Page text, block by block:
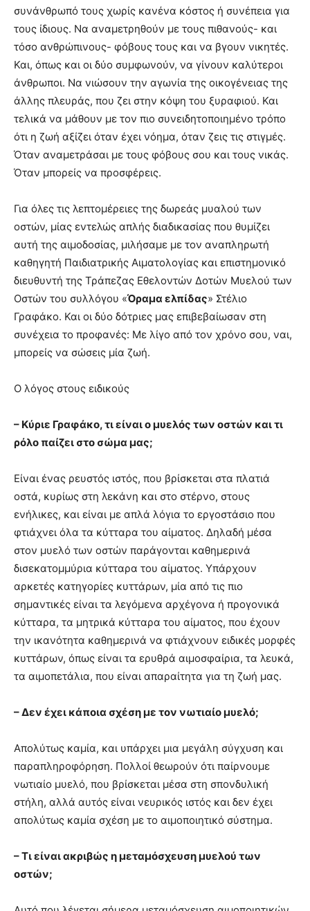
συνάνθρωπό τους χωρίς κανένα κόστος ή συνέπεια για
τους ίδιους. Να αναμετρηθούν με τους πιθανούς- και
τόσο ανθρώπινους- φόβους τους και να βγουν νικητές.
Και, όπως και οι δύο συμφωνούν, να γίνουν καλύτεροι
άνθρωποι. Να νιώσουν την αγωνία της οικογένειας της
άλλης πλευράς, που ζει στην κόψη του ξυραφιού. Και
τελικά να μάθουν με τον πιο συνειδητοποιημένο τρόπο
ότι η ζωή αξίζει όταν έχει νόημα, όταν ζεις τις στιγμές.
Όταν αναμετράσαι με τους φόβους σου και τους νικάς.
Όταν μπορείς να προσφέρεις.
Για όλες τις λεπτομέρειες της δωρεάς μυαλού των
οστών, μίας εντελώς απλής διαδικασίας που θυμίζει
αυτή της αιμοδοσίας, μιλήσαμε με τον αναπληρωτή
καθηγητή Παιδιατρικής Αιματολογίας και επιστημονικό
διευθυντή της Τράπεζας Εθελοντών Δοτών Μυελού των
Οστών του συλλόγου «Όραμα ελπίδας» Στέλιο
Γραφάκο. Και οι δύο δότριες μας επιβεβαίωσαν στη
συνέχεια το προφανές: Με λίγο από τον χρόνο σου, ναι,
μπορείς να σώσεις μία ζωή.
Ο λόγος στους ειδικούς
– Κύριε Γραφάκο, τι είναι ο μυελός των οστών και τι
ρόλο παίζει στο σώμα μας;
Είναι ένας ρευστός ιστός, που βρίσκεται στα πλατιά
οστά, κυρίως στη λεκάνη και στο στέρνο, στους
ενήλικες, και είναι με απλά λόγια το εργοστάσιο που
φτιάχνει όλα τα κύτταρα του αίματος. Δηλαδή μέσα
στον μυελό των οστών παράγονται καθημερινά
δισεκατομμύρια κύτταρα του αίματος. Υπάρχουν
αρκετές κατηγορίες κυττάρων, μία από τις πιο
σημαντικές είναι τα λεγόμενα αρχέγονα ή προγονικά
κύτταρα, τα μητρικά κύτταρα του αίματος, που έχουν
την ικανότητα καθημερινά να φτιάχνουν ειδικές μορφές
κυττάρων, όπως είναι τα ερυθρά αιμοσφαίρια, τα λευκά,
τα αιμοπετάλια, που είναι απαραίτητα για τη ζωή μας.
– Δεν έχει κάποια σχέση με τον νωτιαίο μυελό;
Απολύτως καμία, και υπάρχει μια μεγάλη σύγχυση και
παραπληροφόρηση. Πολλοί θεωρούν ότι παίρνουμε
νωτιαίο μυελό, που βρίσκεται μέσα στη σπονδυλική
στήλη, αλλά αυτός είναι νευρικός ιστός και δεν έχει
απολύτως καμία σχέση με το αιμοποιητικό σύστημα.
– Τι είναι ακριβώς η μεταμόσχευση μυελού των
οστών;